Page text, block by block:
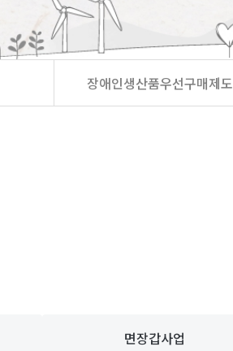
장애인생산품우선구매제도
면장갑사업